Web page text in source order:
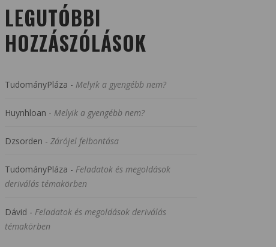
LEGUTÓBBI
HOZZÁSZÓLÁSOK
TudományPláza - Melyik a gyengébb nem?
Huynhloan - Melyik a gyengébb nem?
Dzsorden - Zárójel felbontása
TudományPláza - Feladatok és megoldások
deriválás témakörben
Dávid - Feladatok és megoldások deriválás
témakörben